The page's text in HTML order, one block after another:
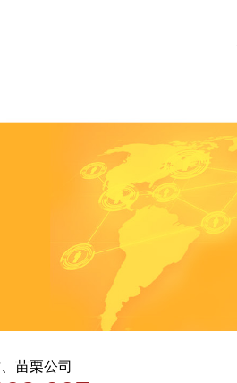
苗栗公司